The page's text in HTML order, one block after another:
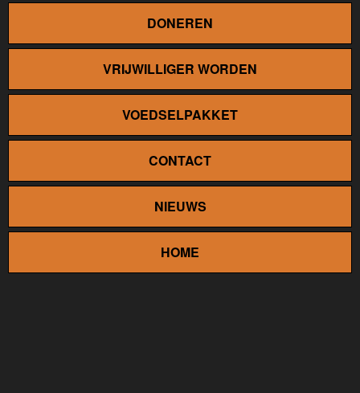
DONEREN
VRIJWILLIGER WORDEN
VOEDSELPAKKET
CONTACT
NIEUWS
HOME